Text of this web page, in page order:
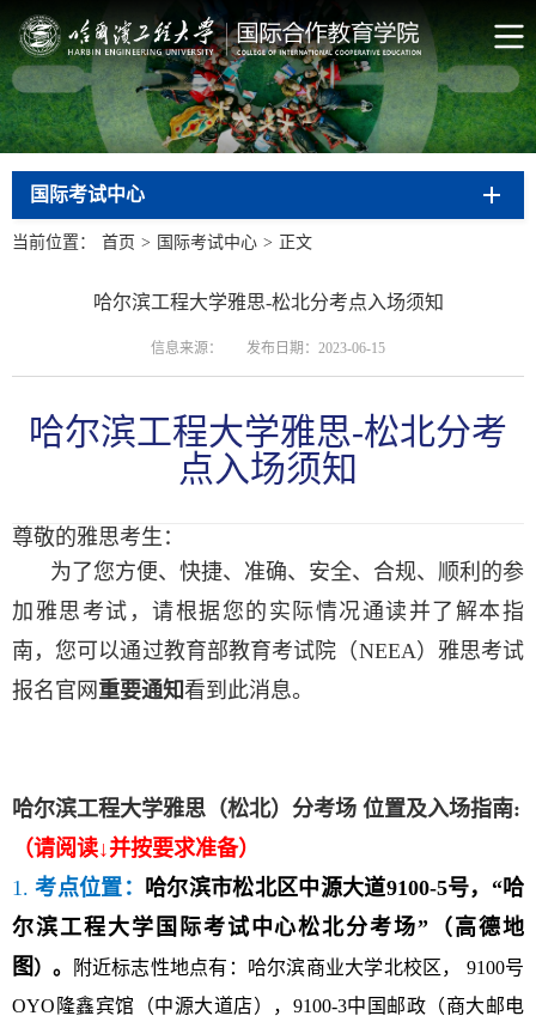
国际考试中心
当前位置： 首页 > 国际考试中心 > 正文
哈尔滨工程大学雅思-松北分考点入场须知
信息来源： 发布日期：2023-06-15
哈尔滨工程大学雅思-松北分考
点入场须知
尊敬的雅思考生：
为了您方便、快捷、准确、安全、合规、顺利的参
加雅思考试，请根据您的实际情况通读并了解本指
南，您可以通过教育部教育考试院（NEEA）雅思考试
报名官网 重要通知看到此消息。
哈尔滨工程大学雅思（松北）分考场 位置及入场指南:
（请阅读↓并按要求准备）
1.考点位置： 哈尔滨市松北区中源大道9100-5号，“哈
尔滨工程大学国际考试中心松北分考场”（高德地
图）。
附近标志性地点有：哈尔滨商业大学北校区， 9100号
OYO隆鑫宾馆（中源大道店），9100-3中国邮政（商大邮电